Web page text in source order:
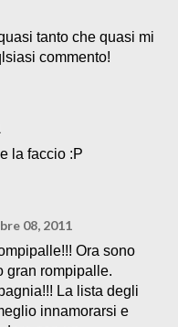
tanto che quasi mi
commento!
la faccio :P
08, 2011
Ora sono
gran rompipalle.
La lista degli
innamorarsi e